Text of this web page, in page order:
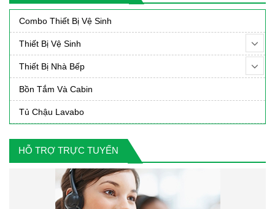
Combo Thiết Bị Vệ Sinh
Thiết Bị Vệ Sinh
Thiết Bị Nhà Bếp
Bồn Tắm Và Cabin
Tủ Chậu Lavabo
HỖ TRỢ TRỰC TUYẾN
750,000₫.